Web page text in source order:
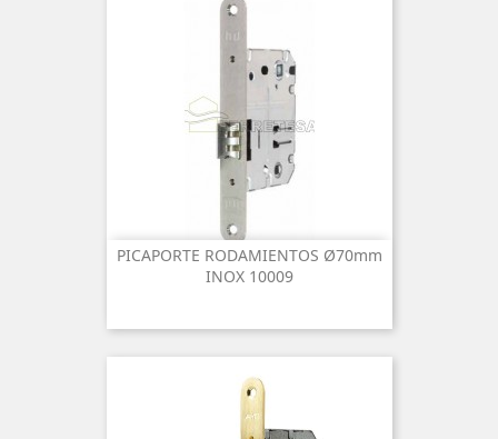
PICAPORTE RODAMIENTOS Ø70mm
INOX 10009